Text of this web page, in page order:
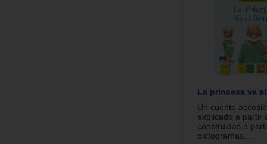
La princesa va
Un cuento
explicado a partir
construidas a
pictogramas....